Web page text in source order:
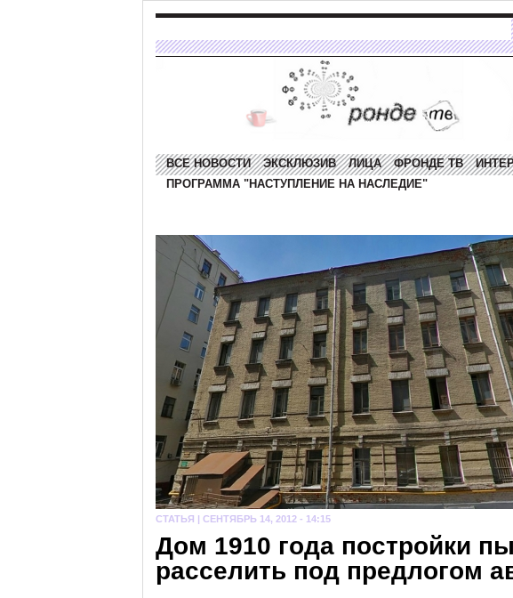
ВСЕ НОВОСТИ ЭКСКЛЮЗИВ ЛИЦА ФРОНДЕ ТВ
ПРОГРАММА "НАСТУПЛЕНИЕ НА НАСЛЕДИЕ"
СТАТЬЯ | СЕНТЯБРЬ 14, 2012 - 14:15
Дом 1910 года постройки
расселить под предлогом